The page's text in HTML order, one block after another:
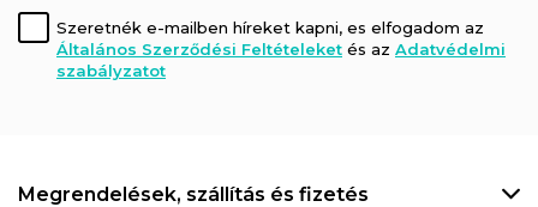
Szeretnék e-mailben híreket kapni, es elfogadom az
Általános Szerződési Feltételeket és az Adatvédelmi
szabályzatot
Megrendelések, szállítás és fizetés